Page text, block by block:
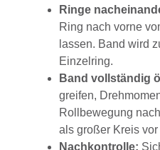
Ringe
Ring nach vorne
lassen. Band wird
Einzelring.
Band vollständig
greifen,
Rollbewegung
als großer Kreis vor
Nachkontrolle: